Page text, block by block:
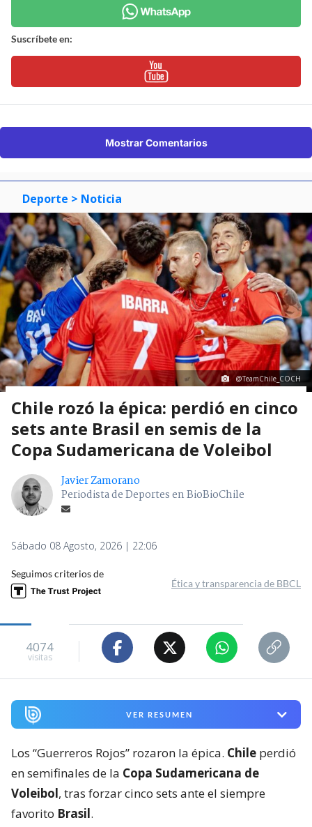
Suscríbete en:
Mostrar Comentarios
Deporte > Noticia
@TeamChile_COCH
Chile rozó la épica: perdió en cinco
sets ante Brasil en semis de la
Copa Sudamericana de Voleibol
Javier Zamorano
Periodista de Deportes en BioBioChile
Sábado 08 Agosto, 2026 | 22:06
Seguimos criterios de
Ética y transparencia de BBCL
4074
visitas
VER RESUMEN
Los “Guerreros Rojos” rozaron la épica. Chile perdió
en semifinales de la Copa Sudamericana de
Voleibol, tras forzar cinco sets ante el siempre
favorito Brasil.